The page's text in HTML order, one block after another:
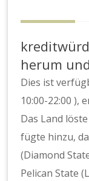
herum
Dies ist
10:00-22:00 ),
Das Land
fügte hinzu,
(Diamond
Pelican State